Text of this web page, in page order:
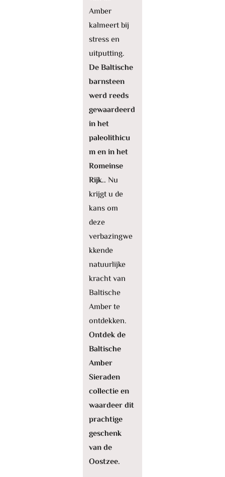
Amber
kalmeert bij
stress en
uitputting.
De Baltische
barnsteen
werd reeds
gewaardeerd
in het
paleolithicu
m en in het
Romeinse
Rijk.. Nu
krijgt u de
kans om
deze
verbazingwe
kkende
natuurlijke
kracht van
Baltische
Amber te
ontdekken.
Ontdek de
Baltische
Amber
Sieraden
collectie en
waardeer dit
prachtige
geschenk
van de
Oostzee.